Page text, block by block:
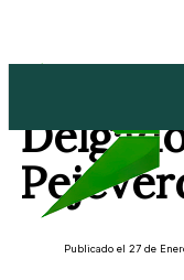
Publicado el 27 de